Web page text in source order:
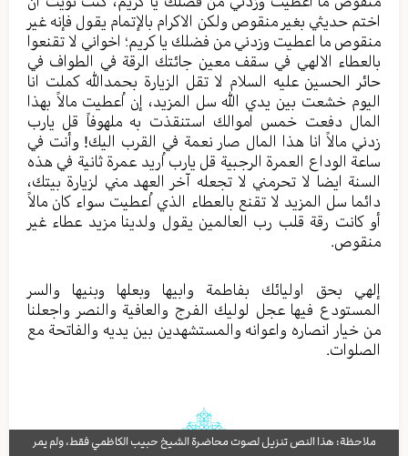
اختم حدیثي بغیر منقوص ولکن الاکرام بالإتمام یقول فإنه غیر
منقوص ما اعطیت وزدني من فضلك یا کریم؛ اخواني لا تقنعوا
بالعطاء الالهي في سقف معین جائتك الرقة في الطواف في
حائر الحسین علیه السلام لا تقل الزیارة بحمدالله کملت انا
الیوم خشعت بین یدي الله سل المزید، إن اُعطیت مالاً بهذا
المال دفعت خمس اموالك استنقذت به ملهوفاً قل یارب
زدني مالاً انا هذا المال صار نعمة في القرب الیك! وأنت في
ساعة الوداع العمرة الرجبیة قل یارب اُرید عمرة ثانية في هذه
السنة ایضا لا تحرمني لا تجعله آخر العهد مني لزیارة بيتك،
دائما سل المزید لا تقنع بالعطاء الذي اُعطیت سواء کان مالاً
أو کانت رقة قلب رب العالمین یقول ولدینا مزید عطاء غیر
منقوص.
إلهي بحق اولیائك بفاطمة وابیها وبعلها وبنیها والسر
المستودع فیها عجل لولیك الفرج والعافیة والنصر واجعلنا
من خیار انصاره واعوانه والمستشهدین بین یدیه والفاتحة مع
الصلوات.
ملاحظة: هذا النص تنزيل لصوت محاضرة الشيخ حبيب الكاظمي فقط، ولم يمر